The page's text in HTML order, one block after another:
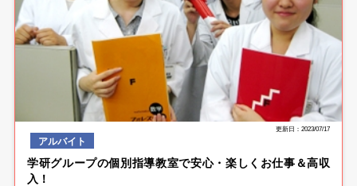
更新日：2023/07/17
アルバイト
学研グループの個別指導教室で安心・楽しくお仕事＆高収
入！